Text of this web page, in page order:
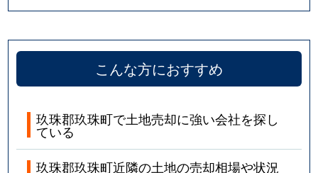
こんな方におすすめ
玖珠郡玖珠町で土地売却に強い会社を探し
ている
玖珠郡玖珠町近隣の土地の売却相場や状況